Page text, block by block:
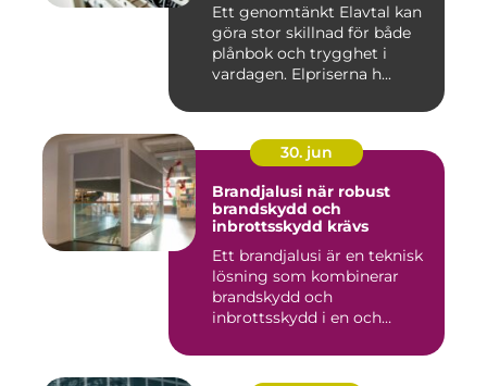
Ett genomtänkt Elavtal kan
göra stor skillnad för både
plånbok och trygghet i
vardagen. Elpriserna h...
30. jun
Brandjalusi när robust
brandskydd och
inbrottsskydd krävs
Ett brandjalusi är en teknisk
lösning som kombinerar
brandskydd och
inbrottsskydd i en och